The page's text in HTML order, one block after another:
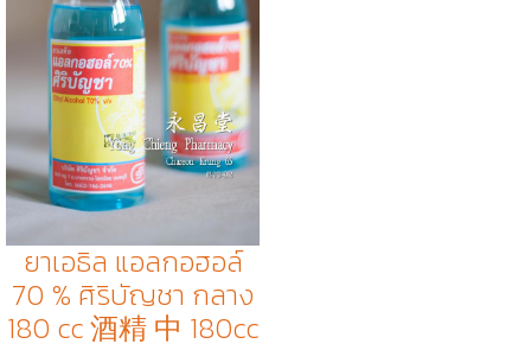
ยาเอธิล แอลกอฮอล์
70 % ศิริบัญชา กลาง
180 cc 酒精 中 180cc